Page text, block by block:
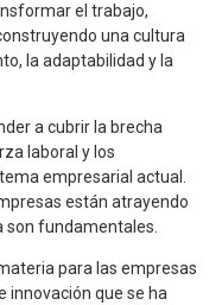
el trabajo,
una cultura
la adaptabilidad y la
a cubrir la brecha
laboral y los
empresarial actual.
están atrayendo
son fundamentales.
para las empresas
innovación que se ha